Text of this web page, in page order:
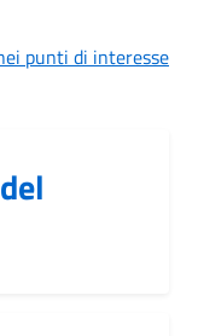
punti di interesse